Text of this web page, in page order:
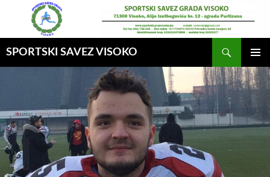
SPORTSKI SAVEZ VISOKO
GLAVNI
MENI